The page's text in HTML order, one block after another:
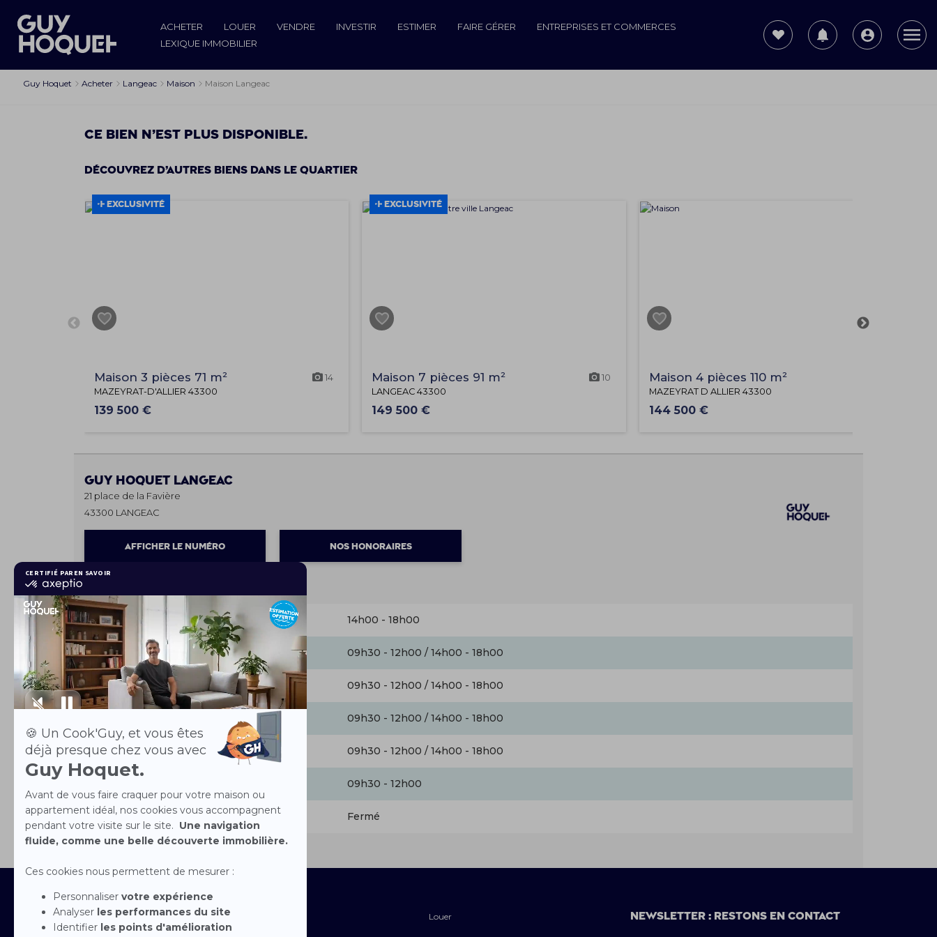
ACHETER LOUER VENDRE INVESTIR ESTIMER FAIRE GÉRER
ENTREPRISES ET COMMERCES
LEXIQUE IMMOBILIER
Guy Hoquet Acheter Langeac Maison Maison Langeac
Ce bien n’est plus disponible.
Découvrez d’autres biens dans le quartier
EXCLUSIVITÉ
Maison 3 pièces 71 m² 14
MAZEYRAT-D'ALLIER 43300
139 500 €
EXCLUSIVITÉ
Maison 7 pièces 91 m² 10
LANGEAC 43300
149 500 €
Maison 4 pièces 110 m²
MAZEYRAT D ALLIER 43300
144 500 €
Guy Hoquet LANGEAC
21 place de la Favière
43300 LANGEAC
AFFICHER LE NUMÉRO NOS HONORAIRES
Lundi 14h00 - 18h00
Mardi 09h30 - 12h00 / 14h00 - 18h00
Mercredi 09h30 - 12h00 / 14h00 - 18h00
09h30 - 12h00 / 14h00 - 18h00
Vendredi 09h30 - 12h00 / 14h00 - 18h00
Samedi 09h30 - 12h00
Dimanche Fermé
Contactez-nous Devenir franchisé Louer Newsletter : restons en contact